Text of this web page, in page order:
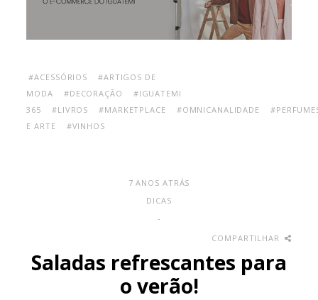
#ACESSÓRIOS
#ARTIGOS DE
MODA
#DECORAÇÃO
#IGUATEMI
365
#LIVROS #MARKETPLACE #OMNICANALIDADE
E ARTE
#VINHOS
7 ANOS ATRÁS
DICAS
-
COMPARTILHAR
Saladas refrescantes para
o verão!